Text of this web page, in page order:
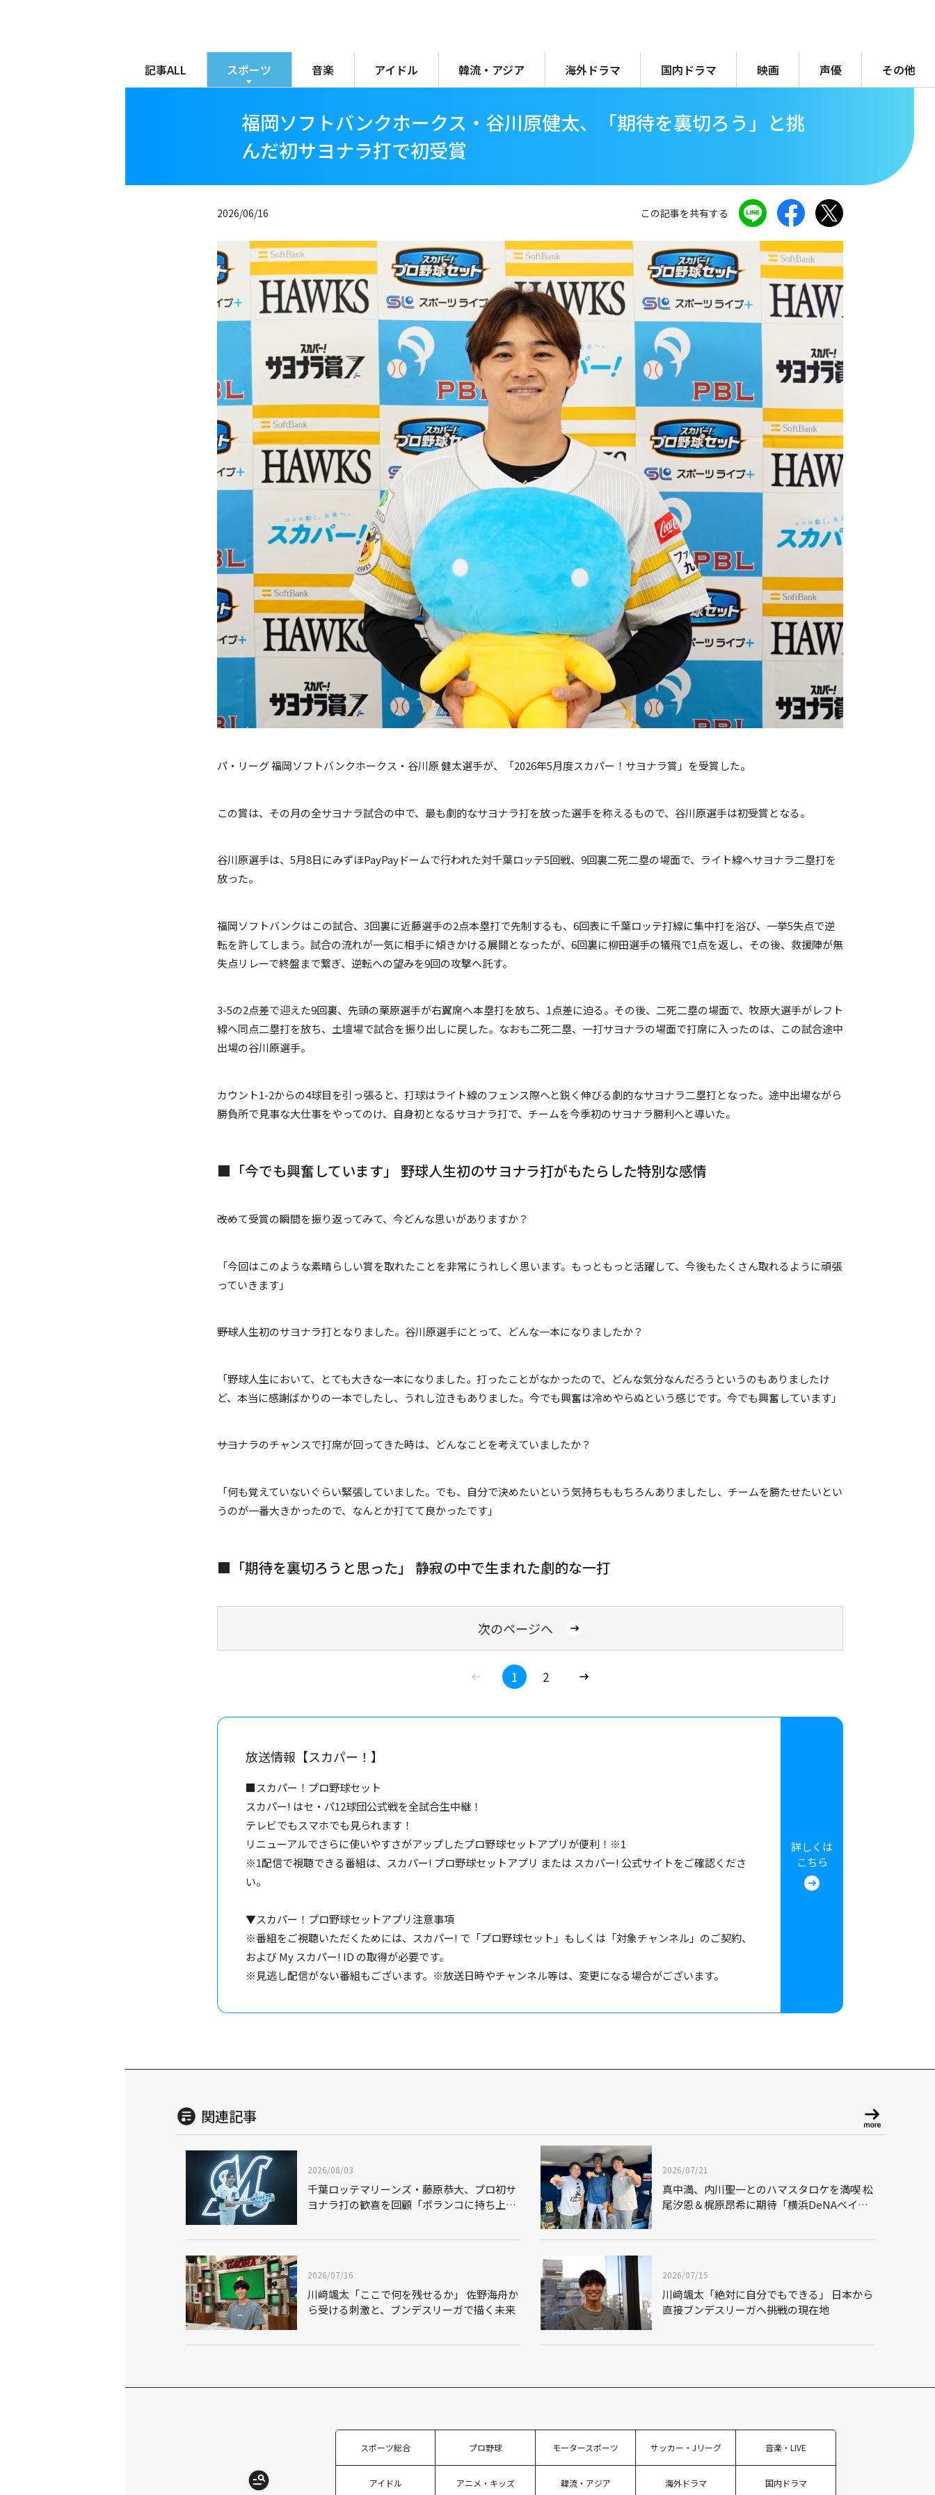
記事ALL スポーツ 音楽 アイドル 韓流・アジア 海外ドラマ 国内ドラマ 映画 声優 その他
福岡ソフトバンクホークス・谷川原健太、「期待を裏切ろう」と挑
んだ初サヨナラ打で初受賞
2026/06/16 この記事を共有する
パ・リーグ 福岡ソフトバンクホークス・谷川原 健太選手が、「2026年5月度スカパー！サヨナラ賞」を受賞した。
この賞は、その月の全サヨナラ試合の中で、最も劇的なサヨナラ打を放った選手を称えるもので、谷川原選手は初受賞となる。
谷川原選手は、5月8日にみずほPayPayドームで行われた対千葉ロッテ5回戦、9回裏二死二塁の場面で、ライト線へサヨナラ二塁打を
放った。
福岡ソフトバンクはこの試合、3回裏に近藤選手の2点本塁打で先制するも、6回表に千葉ロッテ打線に集中打を浴び、一挙5失点で逆
転を許してしまう。試合の流れが一気に相手に傾きかける展開となったが、6回裏に柳田選手の犠飛で1点を返し、その後、救援陣が無
失点リレーで終盤まで繋ぎ、逆転への望みを9回の攻撃へ託す。
3-5の2点差で迎えた9回裏、先頭の栗原選手が右翼席へ本塁打を放ち、1点差に迫る。その後、二死二塁の場面で、牧原大選手がレフト
線へ同点二塁打を放ち、土壇場で試合を振り出しに戻した。なおも二死二塁、一打サヨナラの場面で打席に入ったのは、この試合途中
出場の谷川原選手。
カウント1-2からの4球目を引っ張ると、打球はライト線のフェンス際へと鋭く伸びる劇的なサヨナラ二塁打となった。途中出場ながら
勝負所で見事な大仕事をやってのけ、自身初となるサヨナラ打で、チームを今季初のサヨナラ勝利へと導いた。
■「今でも興奮しています」 野球人生初のサヨナラ打がもたらした特別な感情
――改めて受賞の瞬間を振り返ってみて、今どんな思いがありますか？
「今回はこのような素晴らしい賞を取れたことを非常にうれしく思います。もっともっと活躍して、今後もたくさん取れるように頑張
っていきます」
――野球人生初のサヨナラ打となりました。谷川原選手にとって、どんな一本になりましたか？
「野球人生において、とても大きな一本になりました。打ったことがなかったので、どんな気分なんだろうというのもありましたけ
ど、本当に感謝ばかりの一本でしたし、うれし泣きもありました。今でも興奮は冷めやらぬという感じです。今でも興奮しています」
――サヨナラのチャンスで打席が回ってきた時は、どんなことを考えていましたか？
「何も覚えていないぐらい緊張していました。でも、自分で決めたいという気持ちももちろんありましたし、チームを勝たせたいとい
うのが一番大きかったので、なんとか打てて良かったです」
■「期待を裏切ろうと思った」 静寂の中で生まれた劇的な一打
次のページへ
1 2
放送情報【スカパー！】
■スカパー！プロ野球セット
スカパー! はセ・パ12球団公式戦を全試合生中継！
テレビでもスマホでも見られます！
リニューアルでさらに使いやすさがアップしたプロ野球セットアプリが便利！※1
※1配信で視聴できる番組は、スカパー! プロ野球セットアプリ または スカパー! 公式サイトをご確認くださ
い。
▼スカパー！プロ野球セットアプリ注意事項
※番組をご視聴いただくためには、スカパー! で「プロ野球セット」もしくは「対象チャンネル」のご契約、
および My スカパー! ID の取得が必要です。
※見逃し配信がない番組もございます。※放送日時やチャンネル等は、変更になる場合がございます。
詳しくは
こちら
関連記事
2026/08/03
千葉ロッテマリーンズ・藤原恭大、プロ初サ
ヨナラ打の歓喜を回顧「ポランコに持ち上げ
2026/07/21
真中満、内川聖一とのハマスタロケを満喫 松
尾汐恩＆梶原昂希に期待「横浜DeNAベイス
2026/07/16
川﨑颯太「ここで何を残せるか」 佐野海舟か
ら受ける刺激と、ブンデスリーガで描く未来
2026/07/15
川﨑颯太「絶対に自分でもできる」 日本から
直接ブンデスリーガへ――挑戦の現在地
スポーツ総合 プロ野球 モータースポーツ サッカー・Jリーグ 音楽・LIVE
アイドル アニメ・キッズ 韓流・アジア 海外ドラマ 国内ドラマ